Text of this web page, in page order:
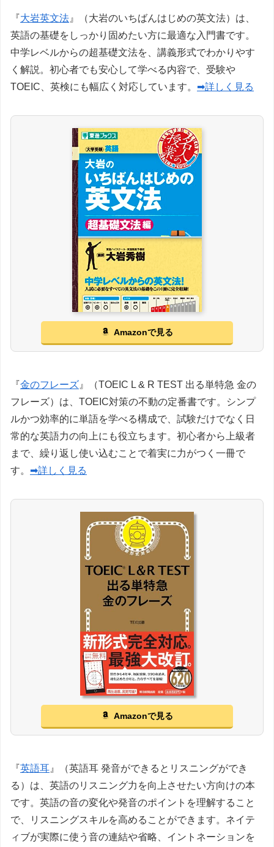
『大岩英文法 』（大岩のいちばんはじめの英文法）は、
英語の基礎をしっかり固めたい方に最適な入門書です。
中学レベルからの超基礎文法を、講義形式でわかりやす
く解説。初心者でも安心して学べる内容で、受験や
TOEIC、英検にも幅広く対応しています。 ➡詳しく見る
Amazonで見る
『金のフレーズ 』（TOEIC L & R TEST 出る単特急 金の
フレーズ）は、TOEIC対策の不動の定番書です。シンプ
ルかつ効率的に単語を学べる構成で、試験だけでなく日
常的な英語力の向上にも役立ちます。初心者から上級者
まで、繰り返し使い込むことで着実に力がつく一冊で
す。 ➡詳しく見る
Amazonで見る
『英語耳 』（英語耳 発音ができるとリスニングができ
る）は、英語のリスニング力を向上させたい方向けの本
です。英語の音の変化や発音のポイントを理解すること
で、リスニングスキルを高めることができます。ネイテ
ィブが実際に使う音の連結や省略、イントネーションを